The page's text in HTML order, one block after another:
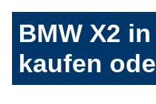
BMW X2
kaufen